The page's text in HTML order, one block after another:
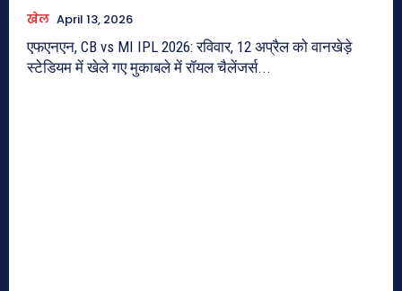
खेल April 13, 2026
एफएनएन, CB vs MI IPL 2026: रविवार, 12 अप्रैल को वानखेड़े
स्टेडियम में खेले गए मुकाबले में रॉयल चैलेंजर्स...